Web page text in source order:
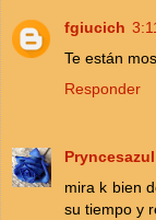
fgiucich
Te están
Responder
Pryncesazul
mira k bien
su tiempo y